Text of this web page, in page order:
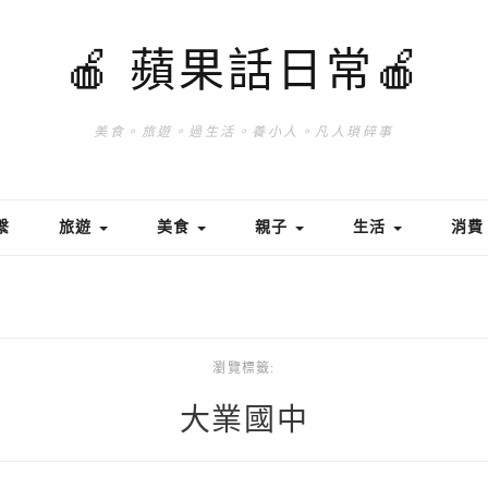
🍎 蘋果話日常🍎
美食。旅遊。過生活。養小人。凡人瑣碎事
旅遊 美食 親子 生活 消費
瀏覽標籤:
大業國中